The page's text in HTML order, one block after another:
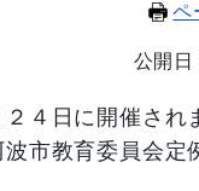
ペ
公開日
４日に開催され
波市教育委員会定